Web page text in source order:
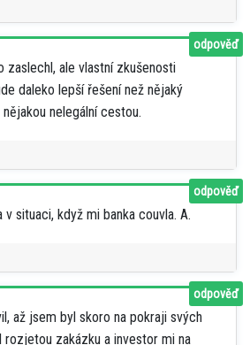
zaslechl, ale vlastní zkušenosti
daleko lepší řešení než nějaký
nelegální cestou.
odpověď
situaci, když mi banka couvla. A.
odpověď
až jsem byl skoro na pokraji svých
zakázku a investor mi na
odpověď